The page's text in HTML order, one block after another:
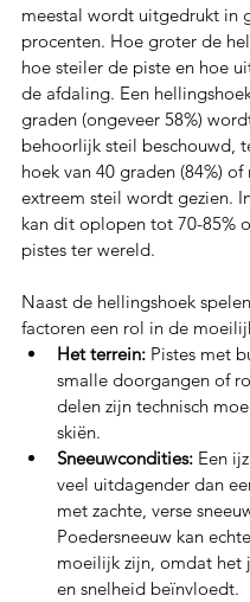
meestal wordt uitgedrukt in
procenten. Hoe groter de
hoe steiler de piste en hoe
de afdaling. Een
graden (ongeveer 58%)
behoorlijk steil beschouwd,
hoek van 40 graden (84%) of
extreem steil wordt gezien.
kan dit oplopen tot 70-85%
pistes ter wereld.
Naast de hellingshoek
factoren een rol in de
Het terrein: Pistes met
smalle doorgangen of
delen zijn technisch
skiën.
Sneeuwcondities: Een
veel uitdagender dan
met zachte, verse
Poedersneeuw kan
moeilijk zijn, omdat het
en snelheid beïnvloedt.